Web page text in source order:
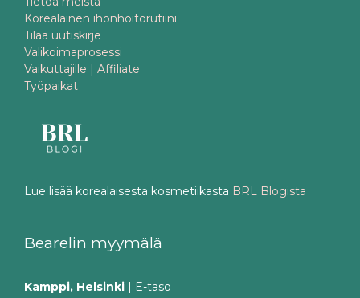
Korealainen ihonhoitorutiini
Tilaa uutiskirje
Valikoimaprosessi
Vaikuttajille | Affiliate
Työpaikat
Lue lisää korealaisesta kosmetiikasta BRL Blogista
Bearelin myymälä
Kamppi, Helsinki | E-taso